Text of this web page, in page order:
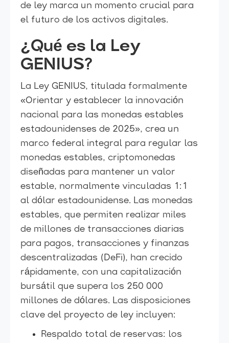
de ley marca un momento crucial para
el futuro de los activos digitales.
¿Qué es la Ley
GENIUS?
La Ley GENIUS, titulada formalmente
«Orientar y establecer la innovación
nacional para las monedas estables
estadounidenses de 2025», crea un
marco federal integral para regular las
monedas estables, criptomonedas
diseñadas para mantener un valor
estable, normalmente vinculadas 1:1
al dólar estadounidense. Las monedas
estables, que permiten realizar miles
de millones de transacciones diarias
para pagos, transacciones y finanzas
descentralizadas (DeFi), han crecido
rápidamente, con una capitalización
bursátil que supera los 250 000
millones de dólares. Las disposiciones
clave del proyecto de ley incluyen:
Respaldo total de reservas: los